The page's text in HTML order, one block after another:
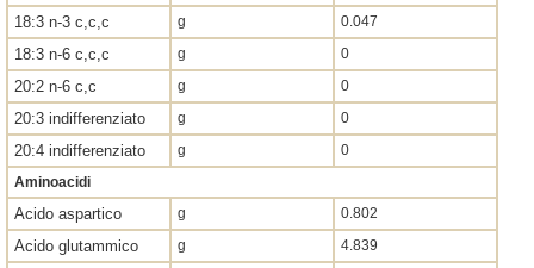
18:3 n-3 c,c,c g 0.047
18:3 n-6 c,c,c g 0
20:2 n-6 c,c g 0
20:3 indifferenziato g 0
20:4 indifferenziato g
0
Aminoacidi
Acido aspartico g 0.802
Acido glutammico g 4.839